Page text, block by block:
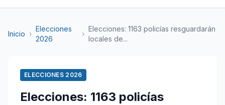
Inicio ›
Elecciones
2026
›
Elecciones: 1163 policías resguardarán
locales de...
ELECCIONES 2026
Elecciones: 1163 policías